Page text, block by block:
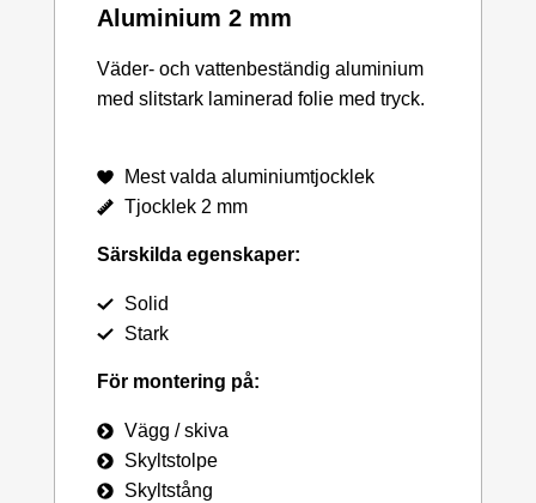
Aluminium 2 mm
Väder- och vattenbeständig aluminium
med slitstark laminerad folie med tryck.
Mest valda aluminiumtjocklek
Tjocklek 2 mm
Särskilda egenskaper:
Solid
Stark
För montering på:
Vägg / skiva
Skyltstolpe
Skyltstång